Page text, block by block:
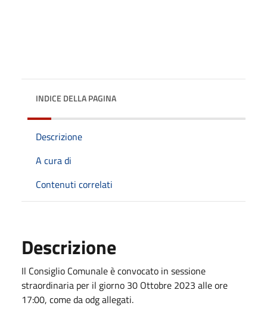
INDICE DELLA PAGINA
Descrizione
A cura di
Contenuti correlati
Descrizione
Il Consiglio Comunale è convocato in sessione
straordinaria per il giorno 30 Ottobre 2023 alle ore
17:00, come da odg allegati.